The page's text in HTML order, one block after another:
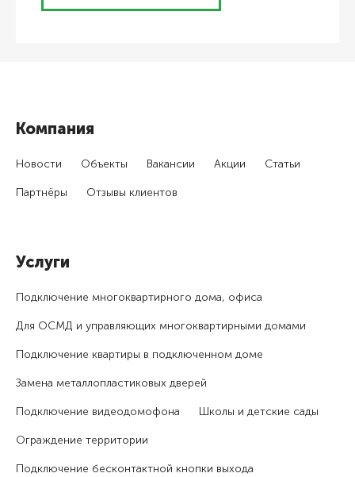
Компания
Новости Объекты Вакансии Акции Статьи
Партнёры Отзывы клиентов
Услуги
Подключение много­квартирного дома, офиса
Для ОСМД и управляющих много­квартирными домами
Подключение квартиры в подключенном доме
Замена металлопластиковых дверей
Подключение видеодомофона Школы и детские сады
Ограждение территории
Подключение бесконтактной кнопки выхода